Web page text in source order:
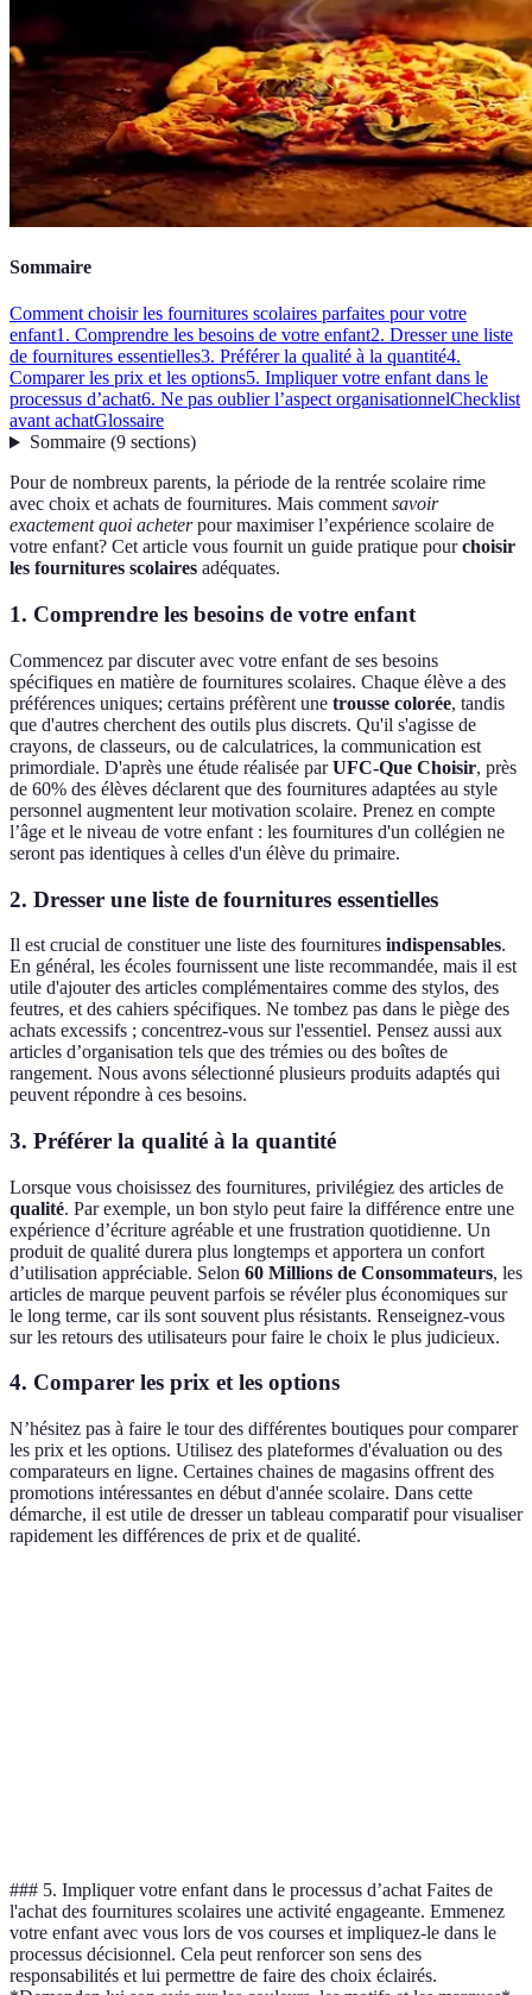
Sommaire
Comment choisir les fournitures scolaires parfaites pour votre
enfant1. Comprendre les besoins de votre enfant2. Dresser une liste
de fournitures essentielles3. Préférer la qualité à la quantité4.
Comparer les prix et les options5. Impliquer votre enfant dans le
processus d’achat6. Ne pas oublier l’aspect organisationnelChecklist
avant achatGlossaire
Sommaire(9 sections)
Pour de nombreux parents, la période de la rentrée scolaire rime
avec choix et achats de fournitures. Mais commentsavoir
exactement quoi acheterpour maximiser l’expérience scolaire de
votre enfant? Cet article vous fournit un guide pratique pourchoisir
les fournitures scolaires adéquates.
1. Comprendre les besoins de votre enfant
Commencez par discuter avec votre enfant de ses besoins
spécifiques en matière de fournitures scolaires. Chaque élève a des
préférences uniques; certains préfèrent une trousse colorée, tandis
que d'autres cherchent des outils plus discrets. Qu'il s'agisse de
crayons, de classeurs, ou de calculatrices, la communication est
primordiale. D'après une étude réalisée parUFC-Que Choisir, près
de 60% des élèves déclarent que des fournitures adaptées au style
personnel augmentent leur motivation scolaire. Prenez en compte
l’âge et le niveau de votre enfant : les fournitures d'un collégien ne
seront pas identiques à celles d'un élève du primaire.
2. Dresser une liste de fournitures essentielles
Il est crucial de constituer une liste des fournitures indispensables.
En général, les écoles fournissent une liste recommandée, mais il est
utile d'ajouter des articles complémentaires comme des stylos, des
feutres, et des cahiers spécifiques. Ne tombez pas dans le piège des
achats excessifs ; concentrez-vous sur l'essentiel. Pensez aussi aux
articles d’organisation tels que des trémies ou des boîtes de
rangement. Nous avons sélectionné plusieurs produits adaptés qui
peuvent répondre à ces besoins.
3. Préférer la qualité à la quantité
Lorsque vous choisissez des fournitures, privilégiez des articles de
qualité. Par exemple, un bon stylo peut faire la différence entre une
expérience d’écriture agréable et une frustration quotidienne. Un
produit de qualité durera plus longtemps et apportera un confort
d’utilisation appréciable. Selon 60 Millions de Consommateurs, les
articles de marque peuvent parfois se révéler plus économiques sur
le long terme, car ils sont souvent plus résistants. Renseignez-vous
sur les retours des utilisateurs pour faire le choix le plus judicieux.
4. Comparer les prix et les options
N’hésitez pas à faire le tour des différentes boutiques pour comparer
les prix et les options. Utilisez des plateformes d'évaluation ou des
comparateurs en ligne. Certaines chaines de magasins offrent des
promotions intéressantes en début d'année scolaire. Dans cette
démarche, il est utile de dresser un tableau comparatif pour visualiser
rapidement les différences de prix et de qualité.
### 5. Impliquer votre enfant dans le processus d’achat Faites de
l'achat des fournitures scolaires une activité engageante. Emmenez
votre enfant avec vous lors de vos courses et impliquez-le dans le
processus décisionnel. Cela peut renforcer son sens des
responsabilités et lui permettre de faire des choix éclairés.